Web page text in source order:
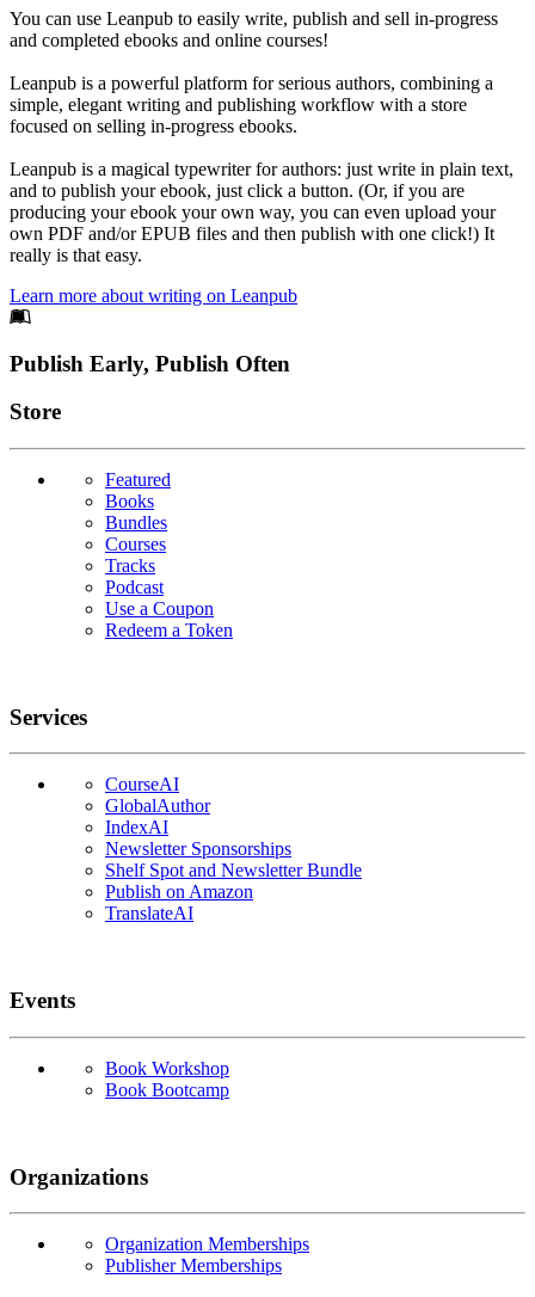
You can use Leanpub to easily write, publish and sell in-progress
and completed ebooks and online courses!
Leanpub is a powerful platform for serious authors, combining a
simple, elegant writing and publishing workflow with a store
focused on selling in-progress ebooks.
Leanpub is a magical typewriter for authors: just write in plain text,
and to publish your ebook, just click a button. (Or, if you are
producing your ebook your own way, you can even upload your
own PDF and/or EPUB files and then publish with one click!) It
really is that easy.
Learn more about writing on Leanpub
Footer
Publish Early, Publish Often
Links
Store
Featured
Books
Bundles
Courses
Tracks
Podcast
Use a Coupon
Redeem a Token
Services
CourseAI
GlobalAuthor
IndexAI
Newsletter Sponsorships
Shelf Spot and Newsletter Bundle
Publish on Amazon
TranslateAI
Events
Book Workshop
Book Bootcamp
Organizations
Organization Memberships
Publisher Memberships